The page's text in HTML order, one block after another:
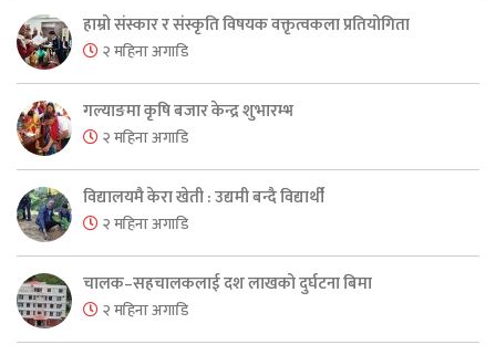
हाम्रो संस्कार र संस्कृति विषयक वक्तृत्वकला प्रतियोगिता
२ महिना अगाडि
गल्याङमा कृषि बजार केन्द्र शुभारम्भ
२ महिना अगाडि
विद्यालयमै केरा खेती : उद्यमी बन्दै विद्यार्थी
२ महिना अगाडि
चालक–सहचालकलाई दश लाखको दुर्घटना बिमा
२ महिना अगाडि